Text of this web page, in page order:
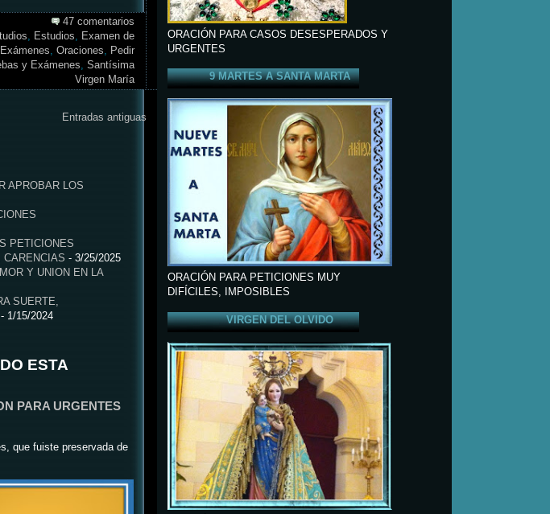
47 comentarios
, Estudios, Examen de
, Oraciones, Pedir
y Exámenes, Santísima
Virgen María
Entradas antiguas
APROBAR LOS
PETICIONES
CARENCIAS - 3/25/2025
Y UNION EN LA
SUERTE,
1/15/2024
ESTA
PARA URGENTES
que fuiste preservada de
ORACIÓN PARA CASOS DESESPERADOS Y
URGENTES
9 MARTES A SANTA MARTA
ORACIÓN PARA PETICIONES MUY
DIFÍCILES, IMPOSIBLES
VIRGEN DEL OLVIDO